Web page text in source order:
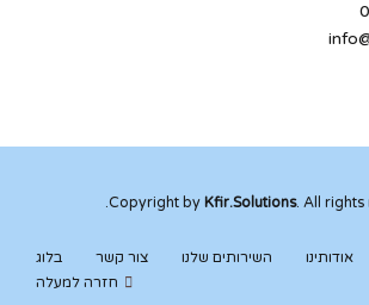
Copyright by Kfir.Solutions. All rights
אודותינו השירותים שלנו צור קשר
בלוג
חזרה למעלה